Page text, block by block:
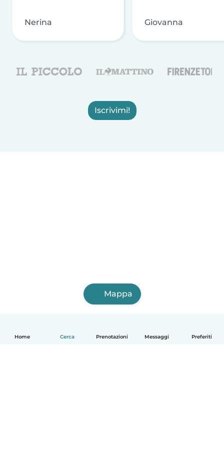
Home Cerca Prenotazioni Messaggi Preferiti
Nerina Giovanna
Iscrivimi!
Mappa